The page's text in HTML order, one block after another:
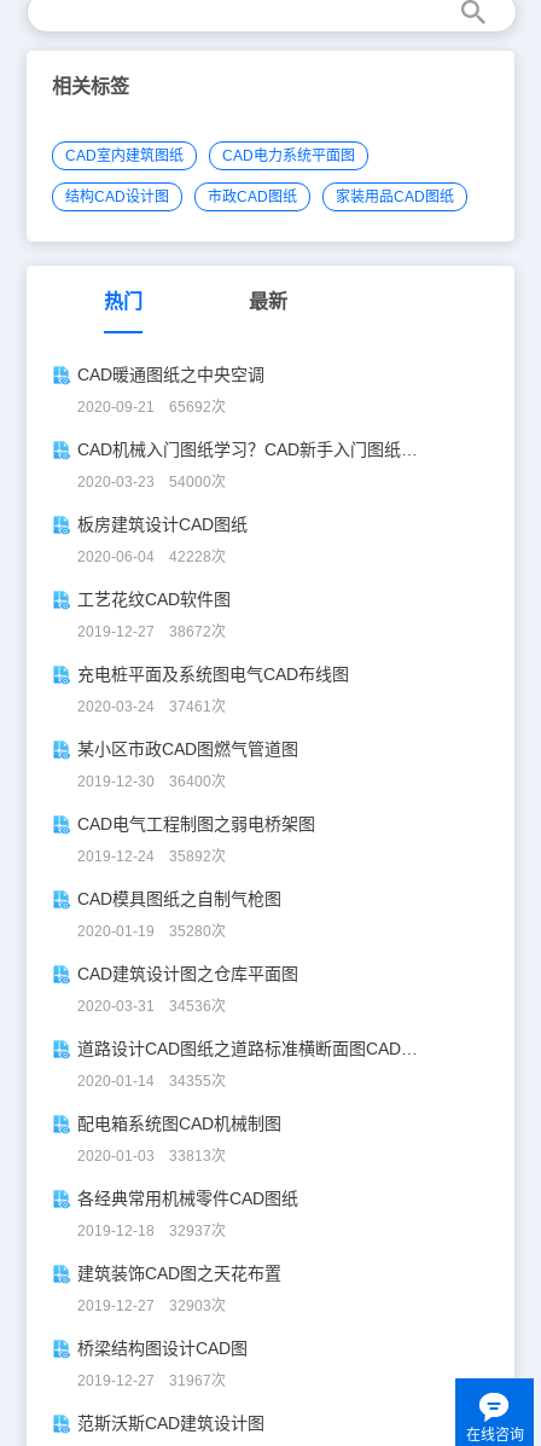
相关标签
CAD室内建筑图纸 CAD电力系统平面图
结构CAD设计图 市政CAD图纸 家装用品CAD图纸
热门 最新
CAD暖通图纸之中央空调
2020-09-21 65692次
CAD机械入门图纸学习？CAD新手入门图纸练习
2020-03-23 54000次
板房建筑设计CAD图纸
2020-06-04 42228次
工艺花纹CAD软件图
2019-12-27 38672次
充电桩平面及系统图电气CAD布线图
2020-03-24 37461次
某小区市政CAD图燃气管道图
2019-12-30 36400次
CAD电气工程制图之弱电桥架图
2019-12-24 35892次
CAD模具图纸之自制气枪图
2020-01-19 35280次
CAD建筑设计图之仓库平面图
2020-03-31 34536次
道路设计CAD图纸之道路标准横断面图CAD图纸
2020-01-14 34355次
配电箱系统图CAD机械制图
2020-01-03 33813次
各经典常用机械零件CAD图纸
2019-12-18 32937次
建筑装饰CAD图之天花布置
2019-12-27 32903次
桥梁结构图设计CAD图
2019-12-27 31967次
范斯沃斯CAD建筑设计图
在线咨询